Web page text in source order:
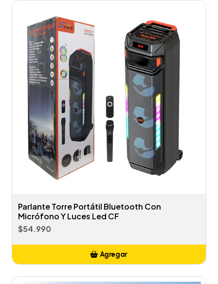
Parlante Torre Portátil Bluetooth Con
Micrófono Y Luces Led CF
$54.990
Agregar